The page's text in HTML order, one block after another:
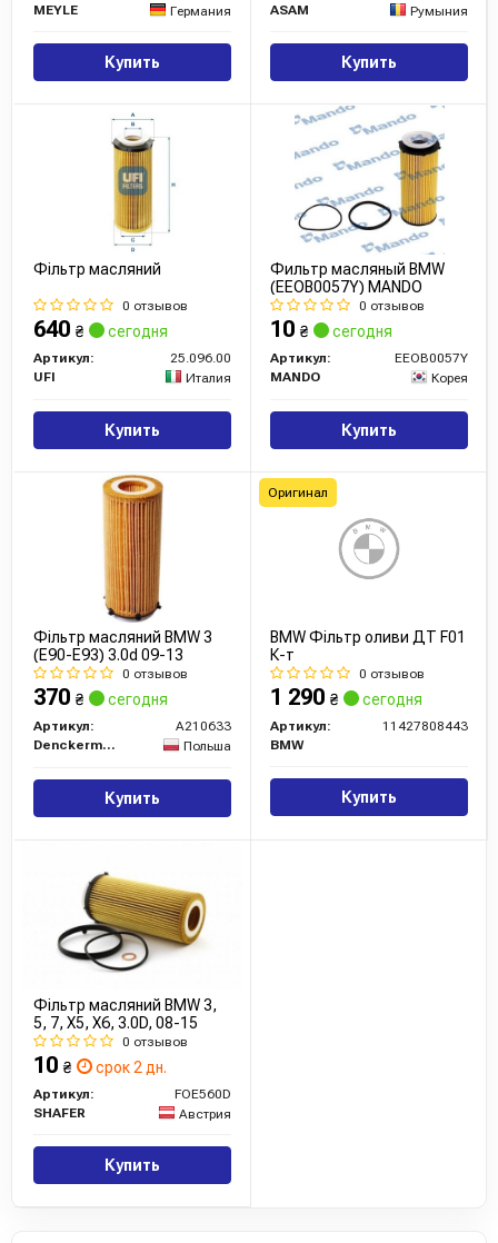
MEYLE
Германия
Купить
ASAM
Румыния
Купить
Фільтр масляний
0 отзывов
640 ₴ сегодня
Артикул:
25.096.00
UFI
Италия
Купить
Фильтр масляный BMW
(EEOB0057Y) MANDO
0 отзывов
10 ₴ сегодня
Артикул:
EEOB0057Y
MANDO
Корея
Купить
Фільтр масляний BMW 3
(E90-E93) 3.0d 09-13
0 отзывов
370 ₴ сегодня
Артикул:
A210633
Denckermann
Польша
Купить
BMW Фільтр оливи ДТ F01
К-т
0 отзывов
1 290 ₴ сегодня
Артикул:
11427808443
BMW
Купить
Оригинал
Фільтр масляний BMW 3,
5, 7, X5, X6, 3.0D, 08-15
0 отзывов
10 ₴ срок 2 дн.
Артикул:
FOE560D
SHAFER
Австрия
Купить